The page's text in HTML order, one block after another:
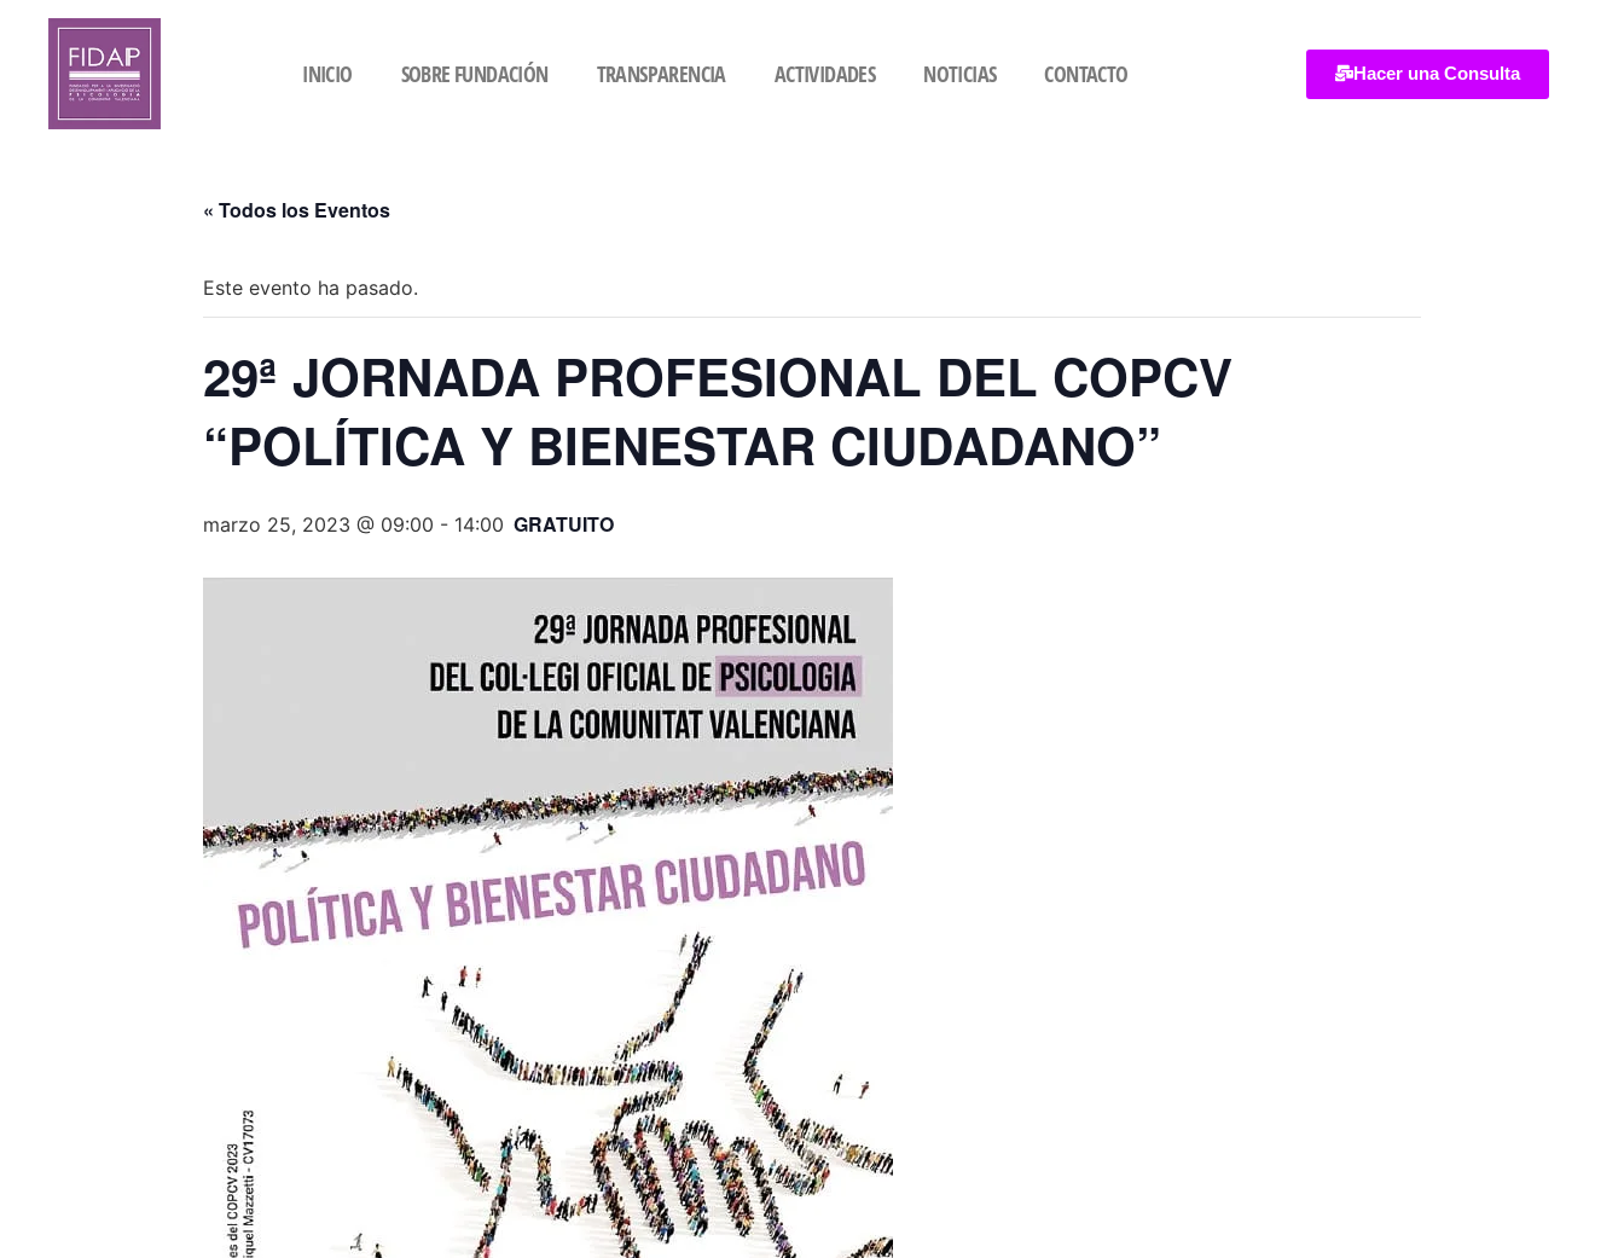
INICIO SOBRE FUNDACIÓN TRANSPARENCIA ACTIVIDADES NOTICIAS CONTACTO Hacer una Consulta
« Todos los Eventos
Este evento ha pasado.
29ª JORNADA PROFESIONAL DEL COPCV
“POLÍTICA Y BIENESTAR CIUDADANO”
marzo 25, 2023 @ 09:00 - 14:00 GRATUITO